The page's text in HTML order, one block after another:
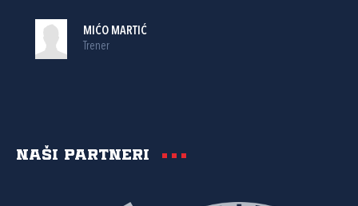
MIĆO MARTIĆ
Trener
Naši partneri